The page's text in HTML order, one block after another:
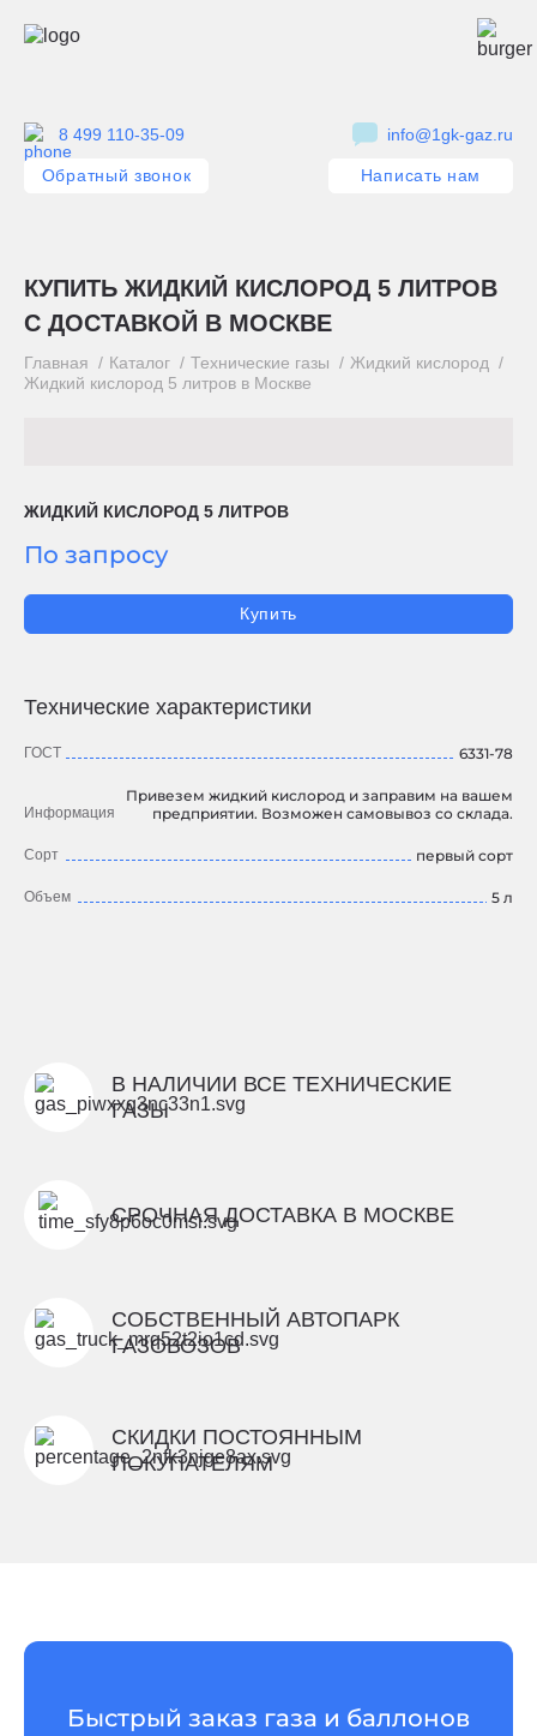
8 499 110-35-09
Обратный звонок
info@1gk-gaz.ru
Написать нам
КУПИТЬ ЖИДКИЙ КИСЛОРОД 5 ЛИТРОВ
С ДОСТАВКОЙ В МОСКВЕ
Главная Каталог Технические газы
Жидкий кислород
Жидкий кислород 5 литров в Москве
ЖИДКИЙ КИСЛОРОД 5 ЛИТРОВ
По запросу
Купить
Технические характеристики
ГОСТ 6331-78
Информация
Привезем жидкий кислород и заправим на вашем
предприятии. Возможен самовывоз со склада.
Сорт первый сорт
Объем 5 л
В НАЛИЧИИ ВСЕ ТЕХНИЧЕСКИЕ
ГАЗЫ
СРОЧНАЯ ДОСТАВКА В МОСКВЕ
СОБСТВЕННЫЙ АВТОПАРК
ГАЗОВОЗОВ
СКИДКИ ПОСТОЯННЫМ
ПОКУПАТЕЛЯМ
Быстрый заказ газа и баллонов